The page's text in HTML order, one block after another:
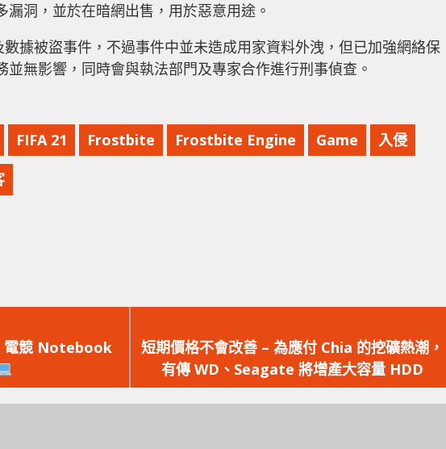
洞，並於在暗網出售，用於惡意用途。
據被盜事件，不過事件中並未造成用家資料外洩，但已加強網絡保
無影響，同時會與執法部門及專家合作進行刑事偵查。
FIFA 21 Frostbite Frostbite Engine Game 入侵
電競 Notebook
一
篇
文
短期價格不會改善 – 為應付 Chia 的挖礦熱潮，
有傳 WD、Seagate 將增產大容量 HDD